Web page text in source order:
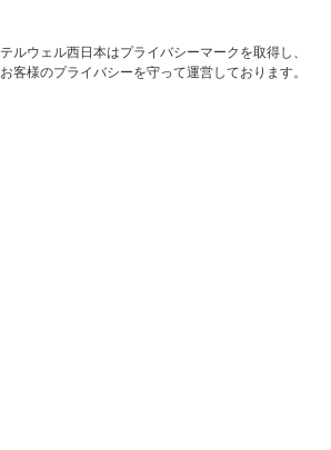
テルウェル西日本はプライバシーマークを取得し、
お客様のプライバシーを守って運営しております。